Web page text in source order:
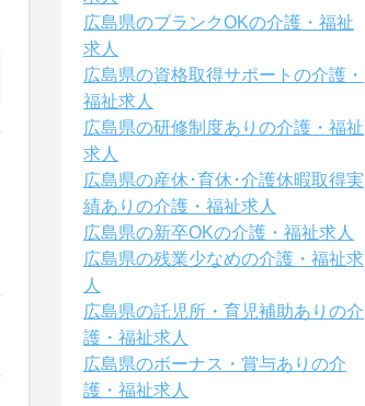
広島県のブランクOKの介護・福祉
求人
広島県の資格取得サポートの介護・
福祉求人
広島県の研修制度ありの介護・福祉
求人
広島県の産休･育休･介護休暇取得実
績ありの介護・福祉求人
広島県の新卒OKの介護・福祉求人
広島県の残業少なめの介護・福祉求
人
広島県の託児所・育児補助ありの介
護・福祉求人
広島県のボーナス・賞与ありの介
護・福祉求人